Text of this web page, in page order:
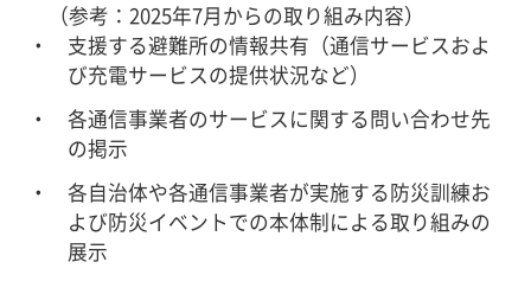
（参考：2025年7月からの取り組み内容）
支援する避難所の情報共有（通信サービスおよ
び充電サービスの提供状況など）
各通信事業者のサービスに関する問い合わせ先
の掲示
各自治体や各通信事業者が実施する防災訓練お
よび防災イベントでの本体制による取り組みの
展示